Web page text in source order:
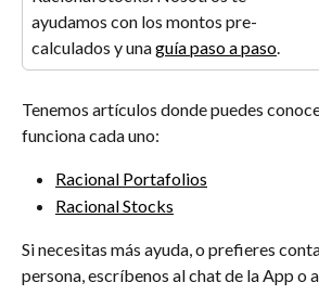
ayudamos con los montos pre-
calculados y una guía paso a paso.
Tenemos artículos donde puedes
funciona cada uno:
Racional Portafolios
Racional Stocks
Si necesitas más ayuda, o prefieres
persona, escríbenos al chat de la App o a